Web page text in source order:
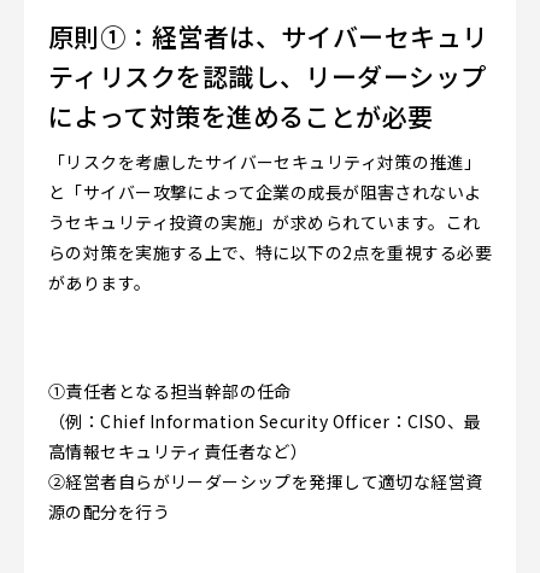
原則①：経営者は、サイバーセキュリ
ティリスクを認識し、リーダーシップ
によって対策を進めることが必要
「リスクを考慮したサイバーセキュリティ対策の推進」
と「サイバー攻撃によって企業の成長が阻害されないよ
うセキュリティ投資の実施」が求められています。これ
らの対策を実施する上で、特に以下の2点を重視する必要
があります。
①責任者となる担当幹部の任命
（例：Chief Information Security Officer：CISO、最
高情報セキュリティ責任者など）
②経営者自らがリーダーシップを発揮して適切な経営資
源の配分を行う